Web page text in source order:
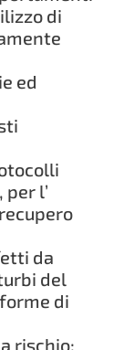
di
ed
l’
da
del
di
rischio;